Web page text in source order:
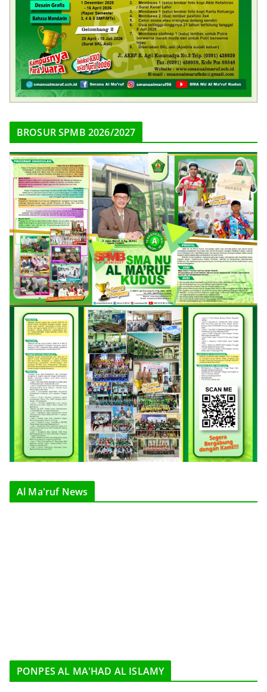
BROSUR SPMB 2026/2027
Al Ma'ruf News
PONPES AL MA'HAD AL ISLAMY